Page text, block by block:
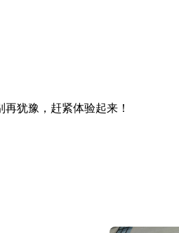
犹豫，赶紧体验起来！